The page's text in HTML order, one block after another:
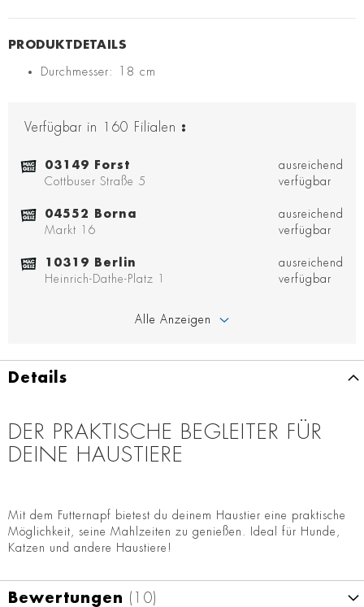
Durchmesser: 18 cm
Verfügbar in 160 Filialen :
03149 Forst
Cottbuser Straße 5
ausreichend
verfügbar
04552 Borna
Markt 16
ausreichend
verfügbar
10319 Berlin
Heinrich-Dathe-Platz 1
ausreichend
verfügbar
Alle Anzeigen
Details
DER PRAKTISCHE BEGLEITER FÜR
DEINE HAUSTIERE
Mit dem Futternapf bietest du deinem Haustier eine praktische
Möglichkeit, seine Mahlzeiten zu genießen. Ideal für Hunde,
Katzen und andere Haustiere!
Bewertungen 10